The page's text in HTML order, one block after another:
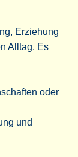
Erziehung
Alltag. Es
oder
und